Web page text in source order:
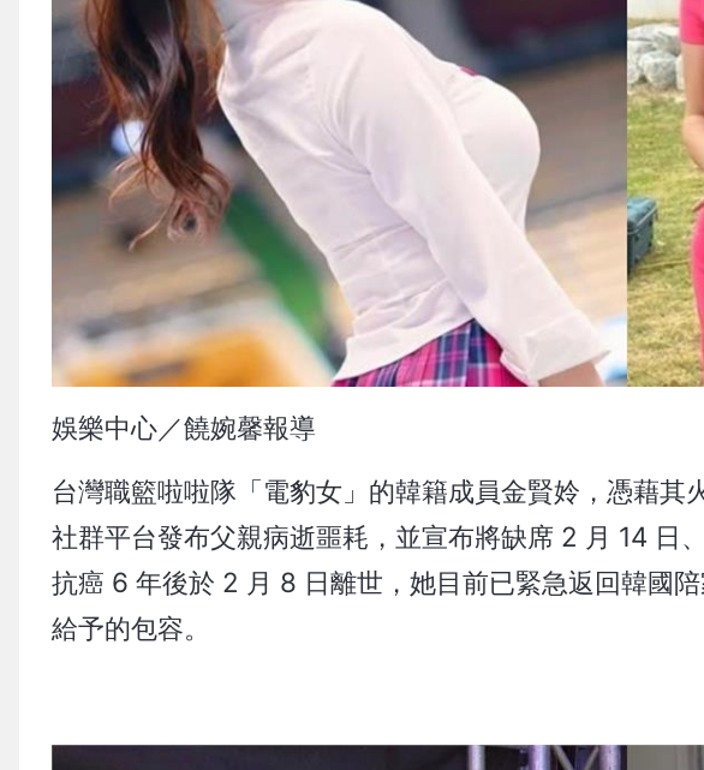
娛樂中心／饒婉馨報導
台灣職籃啦啦隊「電豹女」的韓籍成員金賢姈，憑藉
社群平台發布父親病逝噩耗，並宣布將缺席 2 月 14 日
抗癌 6 年後於 2 月 8 日離世，她目前已緊急返回韓國
給予的包容。